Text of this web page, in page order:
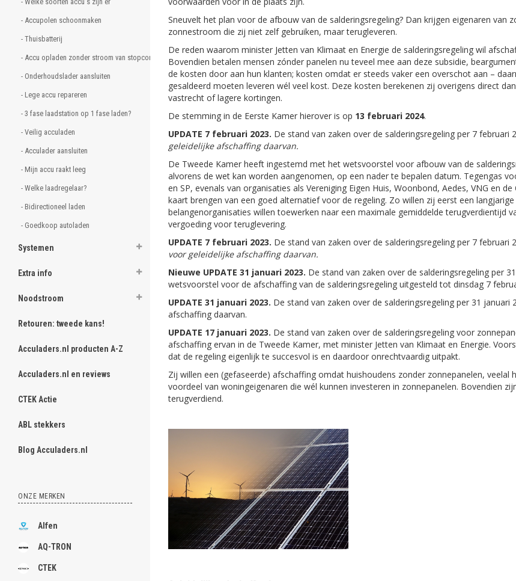
- Accupolen schoonmaken
- Thuisbatterij
- Accu opladen zonder stroom van stopcontact
- Onderhoudslader aansluiten
- Lege accu repareren
- 3 fase laadstation op 1 fase laden?
- Veilig acculaden
- Acculader aansluiten
- Mijn accu raakt leeg
- Welke laadregelaar?
- Bidirectioneel laden
- Goedkoop autoladen
Systemen
Extra info
Noodstroom
Retouren: tweede kans!
Acculaders.nl producten A-Z
Acculaders.nl en reviews
CTEK Actie
ABL stekkers
Blog Acculaders.nl
ONZE MERKEN
Alfen
AQ-TRON
CTEK
Sneuvelt het plan voor de afbouw van de salderingsregeling? Dan krijgen eigenaren
zonnestroom die zij niet zelf gebruiken, maar terugleveren.
De reden waarom minister Jetten van Klimaat en Energie de salderingsregeling wil
Bovendien betalen mensen zónder panelen nu teveel mee aan deze subsidie,
de kosten door aan hun klanten; kosten omdat er steeds vaker een overschot aan –
gesaldeerd moeten leveren wél veel kost. Deze kosten berekenen zij overigens direct
vastrecht of lagere kortingen.
De stemming in de Eerste Kamer hierover is op 13 februari 2024.
UPDATE 7 februari 2023. De stand van zaken over de salderingsregeling per 7 februari
geleidelijke afschaffing daarvan.
De Tweede Kamer heeft ingestemd met het wetsvoorstel voor afbouw van de
alvorens de wet kan worden aangenomen, op een nader te bepalen datum. Tegengas
en SP, evenals van organisaties als Vereniging Eigen Huis, Woonbond, Aedes, VNG en
kaart brengen van een goed alternatief voor de regeling. Zo willen zij eerst een
belangenorganisaties willen toewerken naar een maximale gemiddelde terugverdientijd
vergoeding voor teruglevering.
UPDATE 7 februari 2023. De stand van zaken over de salderingsregeling per 7 februari
voor geleidelijke afschaffing daarvan.
Nieuwe UPDATE 31 januari 2023. De stand van zaken over de salderingsregeling per
wetsvoorstel voor de afschaffing van de salderingsregeling uitgesteld tot dinsdag 7
UPDATE 31 januari 2023. De stand van zaken over de salderingsregeling per 31
afschaffing daarvan.
UPDATE 17 januari 2023. De stand van zaken over de salderingsregeling voor
afschaffing ervan in de Tweede Kamer, met minister Jetten van Klimaat en Energie.
dat de regeling eigenlijk te succesvol is en daardoor onrechtvaardig uitpakt.
Zij willen een (gefaseerde) afschaffing omdat huishoudens zonder zonnepanelen,
voordeel van woningeigenaren die wél kunnen investeren in zonnepanelen. Bovendien
terugverdiend.